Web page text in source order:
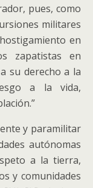
pues, como
militares
en
zapatistas en
su derecho a la
a la vida,
y paramilitar
autónomas
a la tierra,
y comunidades